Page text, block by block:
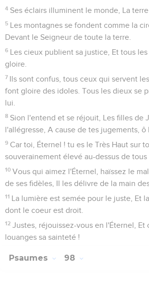
4 Ses éclairs illuminent le monde, La
5 Les montagnes se fondent comme la
Devant le Seigneur de toute la terre.
6 Les cieux publient sa justice, Et tous
gloire.
7 Ils sont confus, tous ceux qui servent
font gloire des idoles. Tous les dieux se
lui.
8 Sion l'entend et se réjouit, Les filles de
l'allégresse, A cause de tes jugements, ô
9 Car toi, Éternel ! tu es le Très Haut sur
souverainement élevé au-dessus de tous
10 Vous qui aimez l'Éternel, haïssez le
de ses fidèles, Il les délivre de la main
11 La lumière est semée pour le juste, Et
dont le coeur est droit.
12 Justes, réjouissez-vous en l'Éternel, Et
louanges sa sainteté !
Psaumes 98